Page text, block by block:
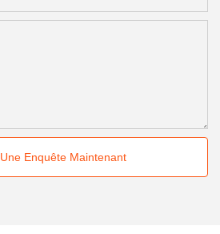
Enquête Maintenant